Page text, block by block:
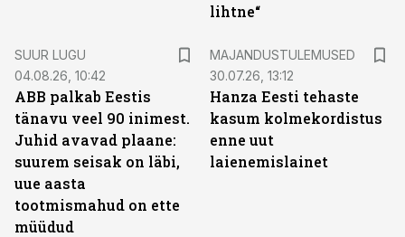
lihtne“
SUUR LUGU
04.08.26, 10:42
ABB palkab Eestis
tänavu veel 90 inimest.
Juhid avavad plaane:
suurem seisak on läbi,
uue aasta
tootmismahud on ette
müüdud
MAJANDUSTULEMUSED
30.07.26, 13:12
Hanza Eesti tehaste
kasum kolmekordistus
enne uut
laienemislainet